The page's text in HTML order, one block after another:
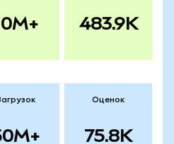
483.9K
Оценок
75.8K